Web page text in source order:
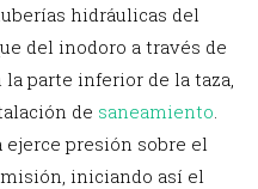
hidráulicas del
del inodoro a través de
parte inferior de la taza,
de saneamiento
ejerce presión sobre el
iniciando así el